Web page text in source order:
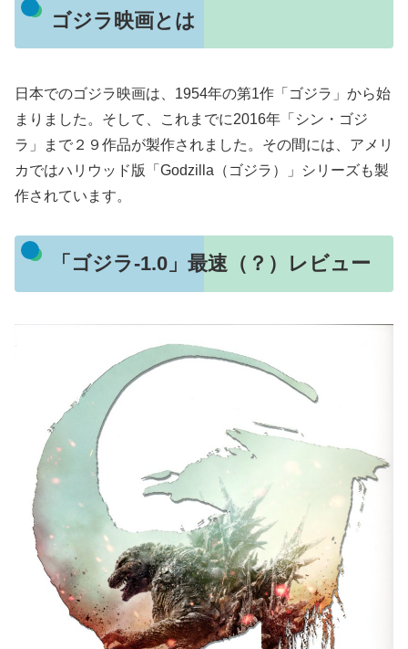
ゴジラ映画とは
日本でのゴジラ映画は、1954年の第1作「ゴジラ」から始
まりました。そして、これまでに2016年「シン・ゴジ
ラ」まで２９作品が製作されました。その間には、アメリ
カではハリウッド版「Godzilla（ゴジラ）」シリーズも製
作されています。
「ゴジラ-1.0」最速（？）レビュー